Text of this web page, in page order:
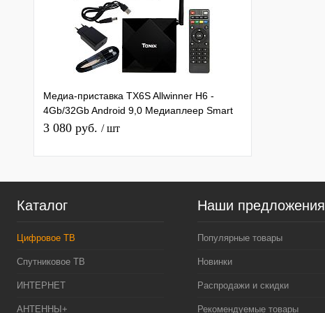
Медиа-приставка TX6S Allwinner H6 -
4Gb/32Gb Android 9,0 Медиаплеер Smart
tv IPTV OTT приставка 4K
3 080 руб. / шт
Каталог
Цифровое ТВ
Спутниковое ТВ
ИНТЕРНЕТ
АНТЕННЫ+
Наши предложения
Популярные товары
Новинки
Распродажи и скидки
Рекомендуемые товары